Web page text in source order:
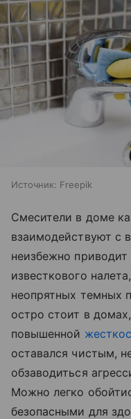
Источник: Freepik
Смесители в доме
взаимодействуют с
неизбежно
известкового
неопрятных темных
остро стоит в
повышенной
оставался чистым,
обзаводиться
Можно легко
безопасными для